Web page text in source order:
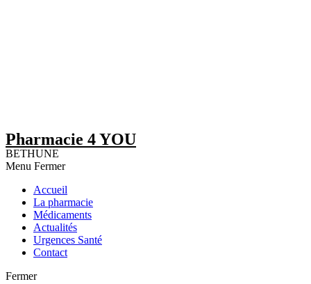
Pharmacie 4 YOU
BETHUNE
Menu Fermer
Accueil
La pharmacie
Médicaments
Actualités
Urgences Santé
Contact
Fermer